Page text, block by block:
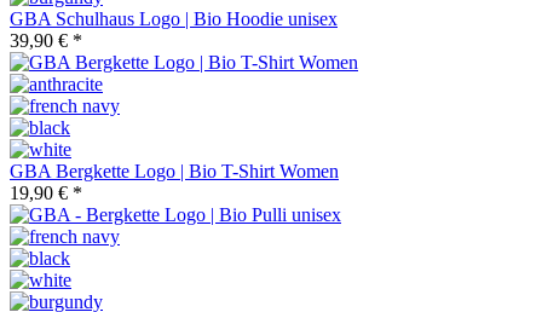
GBA Schulhaus Logo | Bio Hoodie unisex
39,90 € *
GBA Bergkette Logo | Bio T-Shirt Women
19,90 € *